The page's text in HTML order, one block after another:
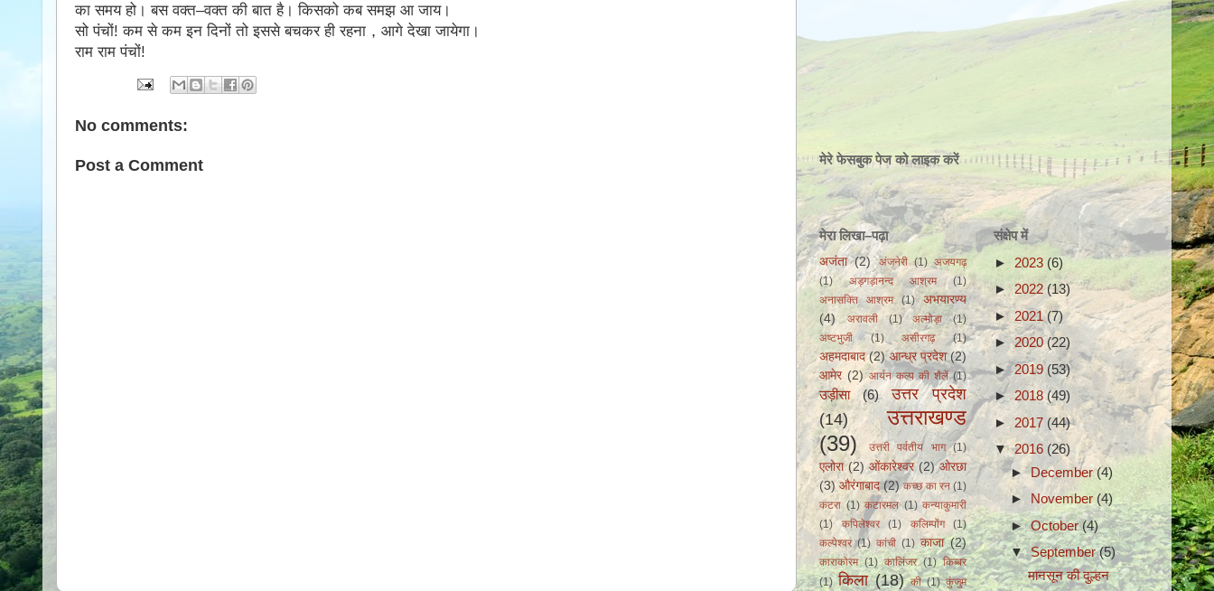
का समय हो। बस वक्त–वक्त की बात है। किसको कब समझ आ जाय।
सो पंचोंǃ कम से कम इन दिनों तो इससे बचकर ही रहना，आगे देखा जायेगा।
राम राम पंचोंǃ
No comments:
Post a Comment मेरे फेसबुक पेज को लाइक करें
मेरा लिखा–पढ़ा
अजंता (2) अंजनेरी (1) अजयगढ़
(1)
अड़गड़ानन्द आश्रम
(1)
अनासक्ति आश्रम
(1)
अभयारण्य
(4)
अरावली (1) अल्मोड़ा
(1)
अष्टभुजी
(1) असीरगढ़ (1)
अहमदाबाद (2) आन्ध्र प्रदेश (2)
आमेर (2) आर्यन कल्प की शैलें (1)
उड़ीसा (6)
उत्तर प्रदेश
(14)
उत्तराखण्ड
(39)
उत्तरी पर्वतीय भाग (1)
एलोरा (2) ओंकारेश्वर (2) ओरछा
(3) औरंगाबाद (2) कच्छ का रन (1)
कटरा (1) कटारमल (1) कन्याकुमारी
(1)
कपिलेश्वर (1) कलिम्पोंग
(1)
कल्पेश्वर (1) कांची (1) काजा (2)
काराकोरम (1) कालिंजर (1) किब्बर
(1) किला (18) की (1) कुंजुम
संक्षेप में
► 2023 (6)
►2022 (13)
►2021(7)
►2020(22)
►2019(53)
►2018(49)
► 2017 (44)
▼2016 (26)
►December(4)
► November(4)
►October(4)
▼September(5)
मानसून की दुल्हन